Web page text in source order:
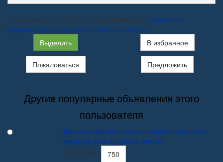
Поисковые теги для данного объявления: строителей
студентов кровати кровтаи металлические
Выделить
В избранное
Пожаловаться Предложить
Другие популярные объявления этого
пользователя
Кровати металлические для интернатов,
кровати для турбазы оптом
21.07.2026
750